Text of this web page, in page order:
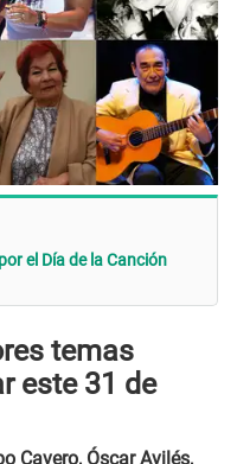
el Día de la Canción
temas
este 31 de
Cavero, Óscar Avilés,